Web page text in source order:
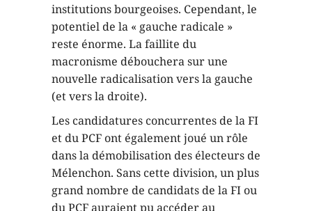
institutions bourgeoises. Cependant, le
potentiel de la « gauche radicale »
reste énorme. La faillite du
macronisme débouchera sur une
nouvelle radicalisation vers la gauche
(et vers la droite).
Les candidatures concurrentes de la FI
et du PCF ont également joué un rôle
dans la démobilisation des électeurs de
Mélenchon. Sans cette division, un plus
grand nombre de candidats de la FI ou
du PCF auraient pu accéder au